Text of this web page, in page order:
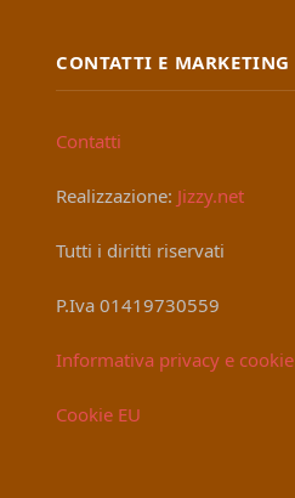
CONTATTI E MARKETING
Contatti
Realizzazione: Jizzy.net
Tutti i diritti riservati
P.Iva 01419730559
Informativa privacy e cookie
Cookie EU